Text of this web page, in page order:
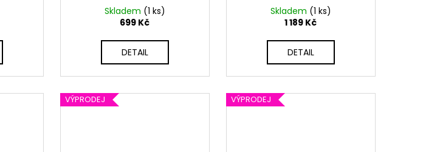
Skladem (1 ks)
699 Kč
DETAIL
Skladem (1 ks)
1 189 Kč
DETAIL
VÝPRODEJ VÝPRODEJ